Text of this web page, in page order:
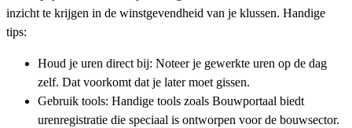
inzicht te krijgen in de winstgevendheid van je klussen. Handige
tips:
Houd je uren direct bij: Noteer je gewerkte uren op de dag
zelf. Dat voorkomt dat je later moet gissen.
Gebruik tools: Handige tools zoals Bouwportaal biedt
urenregistratie die speciaal is ontworpen voor de bouwsector.